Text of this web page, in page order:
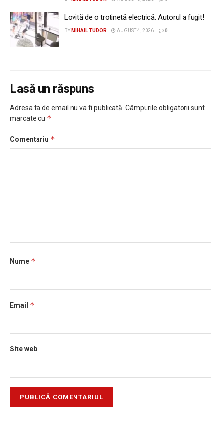
Lovită de o trotinetă electrică. Autorul a fugit!
BY MIHAIL TUDOR AUGUST 4, 2026 0
Lasă un răspuns
Adresa ta de email nu va fi publicată. Câmpurile obligatorii sunt
marcate cu *
Comentariu *
Nume *
Email *
Site web